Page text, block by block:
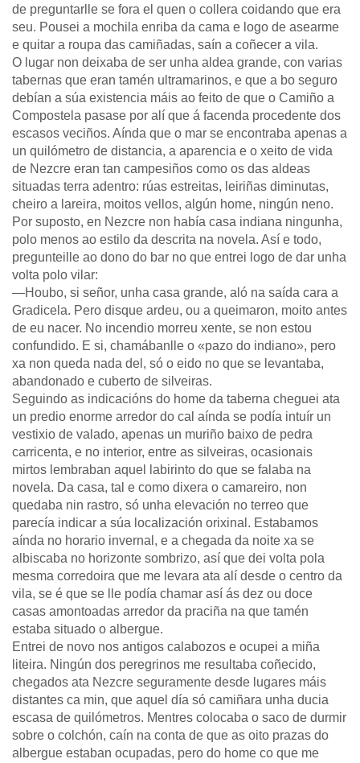
de preguntarlle se fora el quen o collera coidando que era
seu. Pousei a mochila enriba da cama e logo de asearme
e quitar a roupa das camiñadas, saín a coñecer a vila.
O lugar non deixaba de ser unha aldea grande, con varias
tabernas que eran tamén ultramarinos, e que a bo seguro
debían a súa existencia máis ao feito de que o Camiño a
Compostela pasase por alí que á facenda procedente dos
escasos veciños. Aínda que o mar se encontraba apenas a
un quilómetro de distancia, a aparencia e o xeito de vida
de Nezcre eran tan campesiños como os das aldeas
situadas terra adentro: rúas estreitas, leiriñas diminutas,
cheiro a lareira, moitos vellos, algún home, ningún neno.
Por suposto, en Nezcre non había casa indiana ningunha,
polo menos ao estilo da descrita na novela. Así e todo,
pregunteille ao dono do bar no que entrei logo de dar unha
volta polo vilar:
—Houbo, si señor, unha casa grande, aló na saída cara a
Gradicela. Pero disque ardeu, ou a queimaron, moito antes
de eu nacer. No incendio morreu xente, se non estou
confundido. E si, chamábanlle o «pazo do indiano», pero
xa non queda nada del, só o eido no que se levantaba,
abandonado e cuberto de silveiras.
Seguindo as indicacións do home da taberna cheguei ata
un predio enorme arredor do cal aínda se podía intuír un
vestixio de valado, apenas un muriño baixo de pedra
carricenta, e no interior, entre as silveiras, ocasionais
mirtos lembraban aquel labirinto do que se falaba na
novela. Da casa, tal e como dixera o camareiro, non
quedaba nin rastro, só unha elevación no terreo que
parecía indicar a súa localización orixinal. Estabamos
aínda no horario invernal, e a chegada da noite xa se
albiscaba no horizonte sombrizo, así que dei volta pola
mesma corredoira que me levara ata alí desde o centro da
vila, se é que se lle podía chamar así ás dez ou doce
casas amontoadas arredor da praciña na que tamén
estaba situado o albergue.
Entrei de novo nos antigos calabozos e ocupei a miña
liteira. Ningún dos peregrinos me resultaba coñecido,
chegados ata Nezcre seguramente desde lugares máis
distantes ca min, que aquel día só camiñara unha ducia
escasa de quilómetros. Mentres colocaba o saco de durmir
sobre o colchón, caín na conta de que as oito prazas do
albergue estaban ocupadas, pero do home co que me